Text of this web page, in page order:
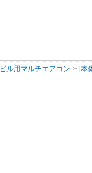
ビル用マルチエアコン [本